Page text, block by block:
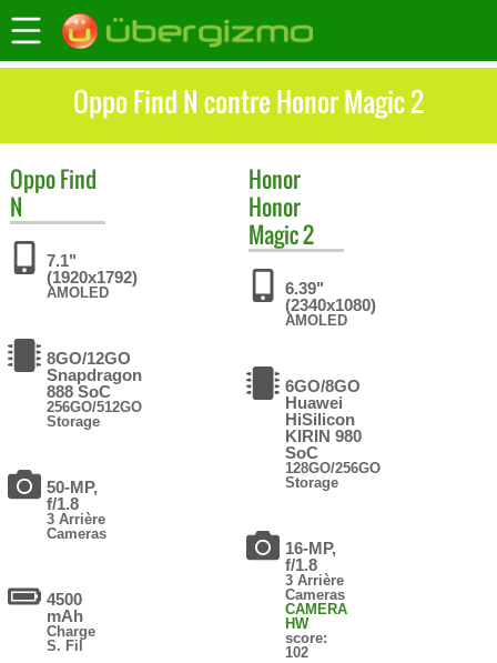
Oppo Find N contre Honor Magic 2
OppoFind
N
7.1"
(1920x1792)
AMOLED
8GO/12GO
Snapdragon
888 SoC
256GO/512GO
Storage
50-MP,
f/1.8
3 Arrière
Cameras
4500
mAh
Charge
S. Fil
Honor
Honor
Magic 2
6.39"
(2340x1080)
AMOLED
6GO/8GO
Huawei
HiSilicon
KIRIN 980
SoC
128GO/256GO
Storage
16-MP,
f/1.8
3 Arrière
Cameras
CAMERA
HW
score:
102